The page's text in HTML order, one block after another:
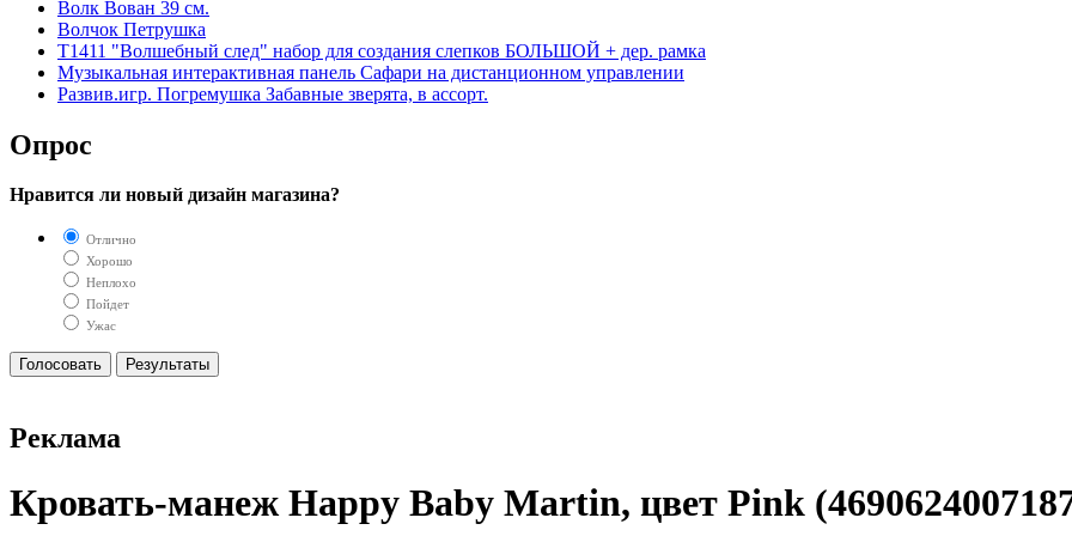
Волк Вован 39 см.
Волчок Петрушка
T1411 "Волшебный след" набор для создания слепков БОЛЬШОЙ + дер. рамка
Музыкальная интерактивная панель Сафари на дистанционном управлении
Развив.игр. Погремушка Забавные зверята, в ассорт.
Опрос
Нравится ли новый дизайн магазина?
Отлично
Хорошо
Неплохо
Пойдет
Ужас
Реклама
Кровать-манеж Happy Baby Martin, цвет Pink